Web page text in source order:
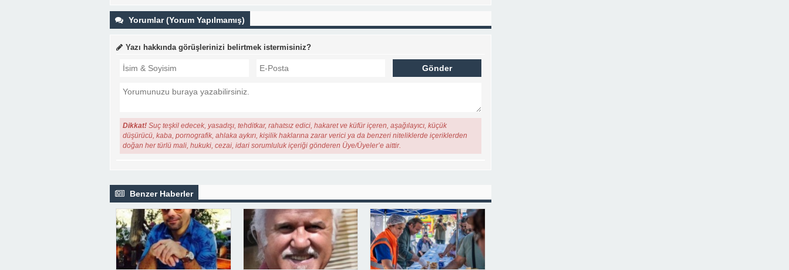
Yorumlar (Yorum Yapılmamış)
Yazı hakkında görüşlerinizi belirtmek istermisiniz?
Dikkat! Suç teşkil edecek, yasadışı, tehditkar, rahatsız edici, hakaret ve küfür içeren, aşağılayıcı, küçük
düşürücü, kaba, pornografik, ahlaka aykırı, kişilik haklarına zarar verici ya da benzeri niteliklerde içeriklerden
doğan her türlü mali, hukuki, cezai, idari sorumluluk içeriği gönderen Üye/Üyeler’e aittir.
Benzer Haberler